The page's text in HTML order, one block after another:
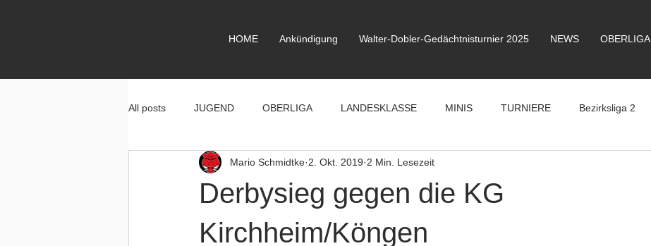
HOME Ankündigung Walter-Dobler-Gedächtnisturnier 2025 NEWS OBERLIGA
All posts JUGEND OBERLIGA LANDESKLASSE MINIS TURNIERE Bezirksliga 2
Derbysieg gegen die KG
Kirchheim/Köngen
Mario Schmidtke 2. Okt. 2019 2 Min. Lesezeit